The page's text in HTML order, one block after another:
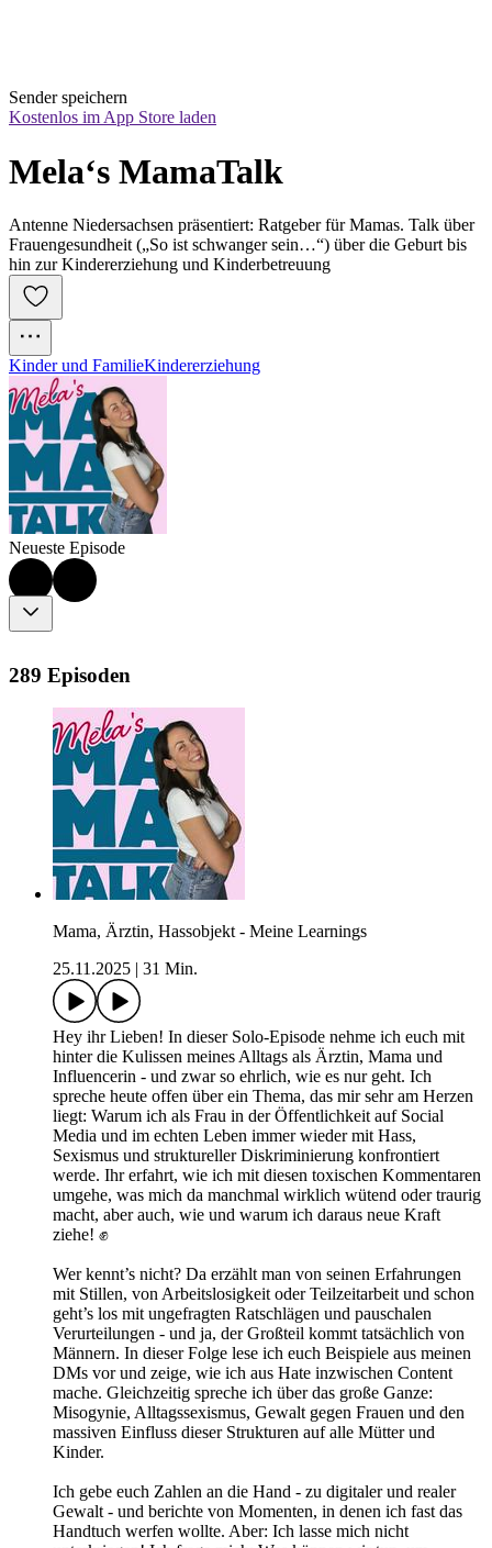
Sender speichern
Kostenlos im App Store laden
Mela‘s MamaTalk
Antenne Niedersachsen präsentiert: Ratgeber für Mamas. Talk über
Frauengesundheit („So ist schwanger sein…“) über die Geburt bis
hin zur Kindererziehung und Kinderbetreuung
Kinder und FamilieKindererziehung
Neueste Episode
289 Episoden
Mama, Ärztin, Hassobjekt - Meine Learnings
25.11.2025
31 Min.
Hey ihr Lieben! In dieser Solo-Episode nehme ich euch mit
hinter die Kulissen meines Alltags als Ärztin, Mama und
Influencerin - und zwar so ehrlich, wie es nur geht. Ich
spreche heute offen über ein Thema, das mir sehr am Herzen
liegt: Warum ich als Frau in der Öffentlichkeit auf Social
Media und im echten Leben immer wieder mit Hass,
Sexismus und struktureller Diskriminierung konfrontiert
werde. Ihr erfahrt, wie ich mit diesen toxischen Kommentaren
umgehe, was mich da manchmal wirklich wütend oder traurig
macht, aber auch, wie und warum ich daraus neue Kraft
ziehe! ✊
Wer kennt’s nicht? Da erzählt man von seinen Erfahrungen
mit Stillen, von Arbeitslosigkeit oder Teilzeitarbeit und schon
geht’s los mit ungefragten Ratschlägen und pauschalen
Verurteilungen - und ja, der Großteil kommt tatsächlich von
Männern. In dieser Folge lese ich euch Beispiele aus meinen
DMs vor und zeige, wie ich aus Hate inzwischen Content
mache. Gleichzeitig spreche ich über das große Ganze:
Misogynie, Alltagssexismus, Gewalt gegen Frauen und den
massiven Einfluss dieser Strukturen auf alle Mütter und
Kinder.
Ich gebe euch Zahlen an die Hand - zu digitaler und realer
Gewalt - und berichte von Momenten, in denen ich fast das
Handtuch werfen wollte. Aber: Ich lasse mich nicht